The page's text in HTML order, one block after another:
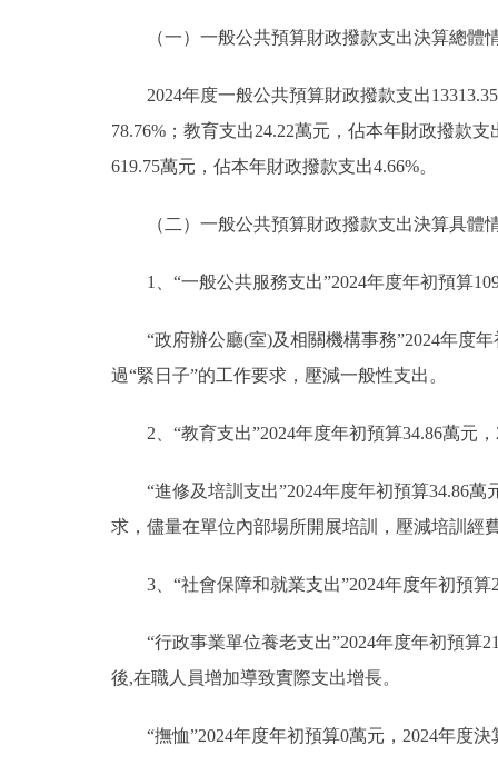
（一）一般公共預算財政撥款支出決算總體
2024年度一般公共預算財政撥款支出
78.76%；教育支出24.22萬元，佔本年財政撥款
619.75萬元，佔本年財政撥款支出4.66%。
（二）一般公共預算財政撥款支出決算具體
1、“一般公共服務支出”2024年度年初預算
“政府辦公廳(室)及相關機構事務”2024年度
過“緊日子”的工作要求，壓減一般性支出。
2、“教育支出”2024年度年初預算34.86萬元
“進修及培訓支出”2024年度年初預算34.86
求，儘量在單位內部場所開展培訓，壓減培訓經
3、“社會保障和就業支出”2024年度年初預
“行政事業單位養老支出”2024年度年初預算
後,在職人員增加導致實際支出增長。
“撫恤”2024年度年初預算0萬元，2024年度